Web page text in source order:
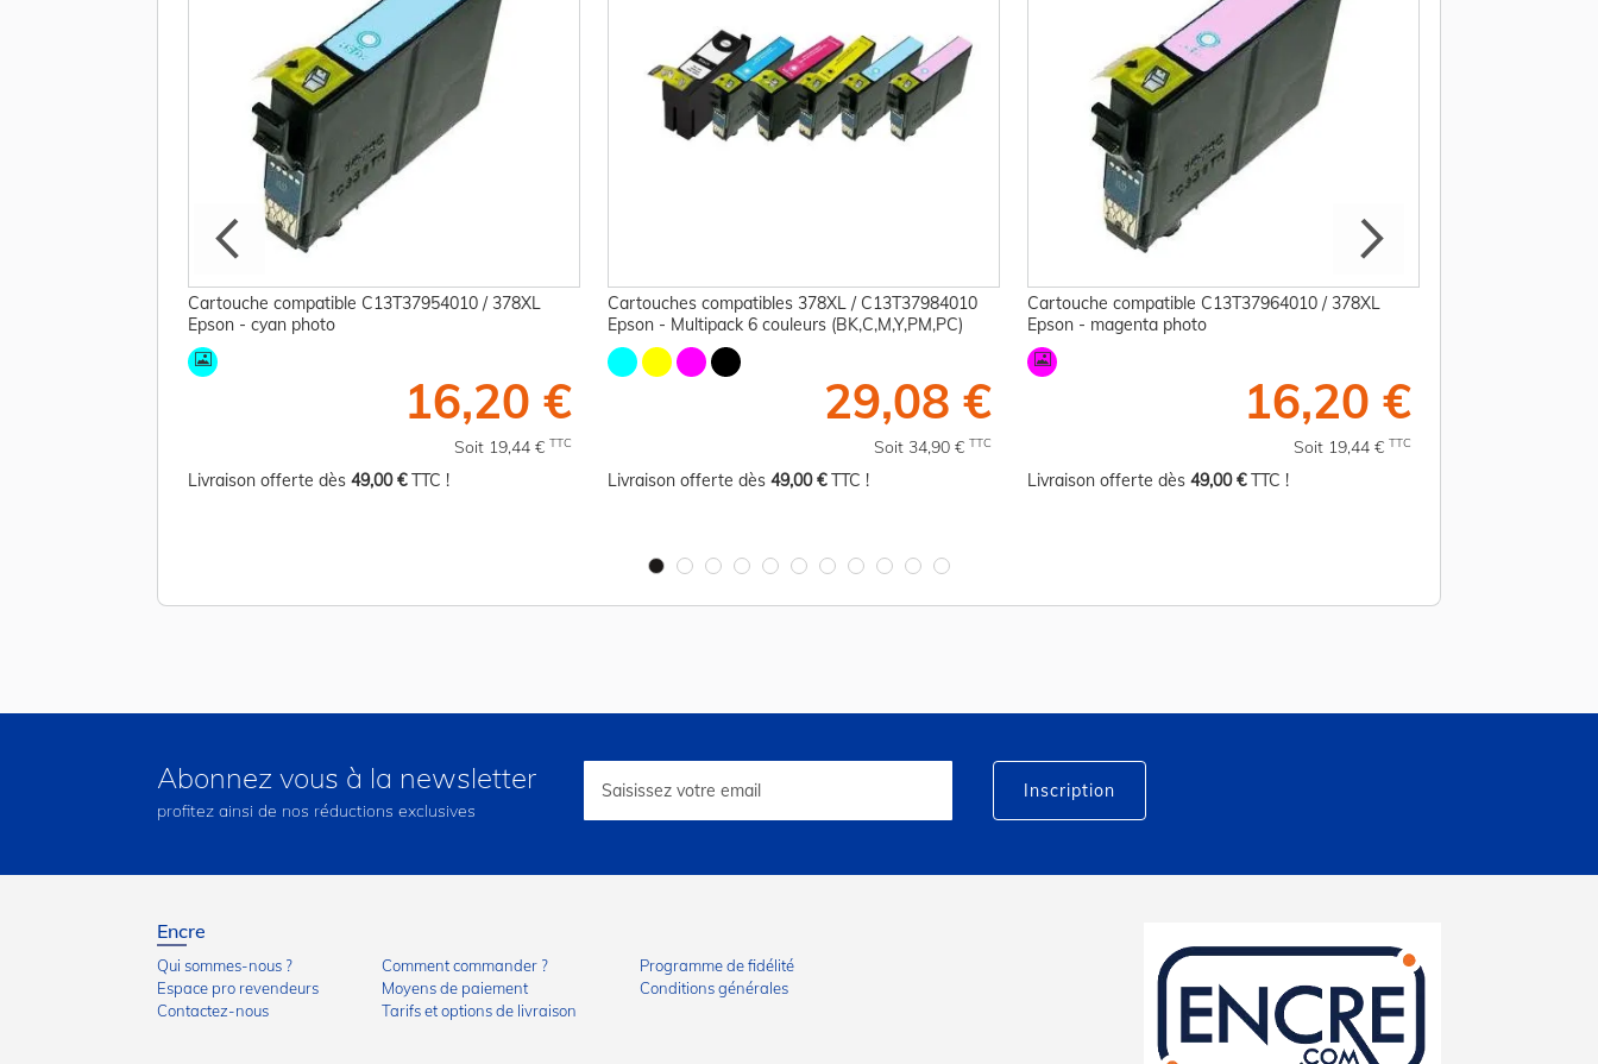
Cartouche compatible C13T37954010 / 378XL
Epson - cyan photo
16,20 €
Soit 19,44 € TTC
Livraison offerte dès 49,00 €TTC !
Cartouches compatibles 378XL / C13T37984010
Epson - Multipack 6 couleurs (BK,C,M,Y,PM,PC)
29,08 €
Soit 34,90 € TTC
Livraison offerte dès 49,00 €TTC !
Cartouche compatible C13T37964010 / 378XL
Epson - magenta photo
16,20 €
Soit 19,44 € TTC
Livraison offerte dès 49,00 €TTC !
Abonnez vous à la newsletter
profitez ainsi de nos réductions exclusives
lettre
Inscription
Encre
Qui sommes-nous ?
Espace pro revendeurs
Contactez-nous
Comment commander ?
Moyens de paiement
Tarifs et options de livraison
Programme de fidélité
Conditions générales